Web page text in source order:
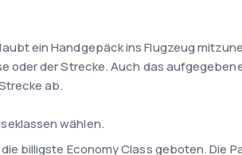
ein Handgepäck ins Flugzeug
oder der Strecke. Auch das
ab.
wählen.
billigste Economy Class geboten. Die